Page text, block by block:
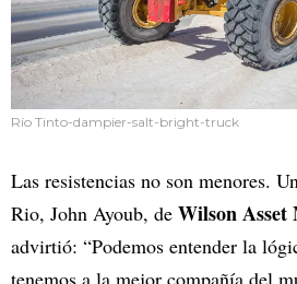
Río Tinto-dampier-salt-bright-truck
Las resistencias no son menores.
Rio, John Ayoub, de Wilson Asset
advirtió: “Podemos entender la
tenemos a la mejor compañía del